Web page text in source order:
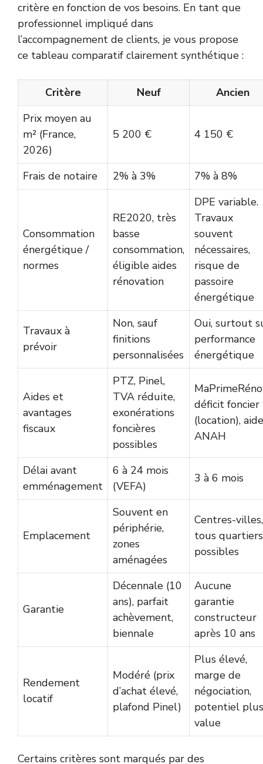
critère en fonction de vos besoins. En tant que
professionnel impliqué dans
l’accompagnement de clients, je vous propose
ce tableau comparatif clairement synthétique :
Critère Neuf
Ancien
Prix moyen au
m² (France,
2026)
5 200 € 4 150 €
Frais de notaire 2% à 3% 7% à 8%
Consommation
énergétique /
normes
RE2020, très
basse
consommation,
éligible aides
rénovation
DPE variable.
Travaux
souvent
nécessaires,
risque de
passoire
énergétique
Travaux à
prévoir
Non, sauf
finitions
personnalisées
Oui, surtout
performance
énergétique
Aides et
avantages
fiscaux
PTZ, Pinel,
TVA réduite,
exonérations
foncières
possibles
déficit foncier
(location),
ANAH
Délai avant
emménagement
6 à 24 mois
(VEFA)
3 à 6 mois
Emplacement
Souvent en
périphérie,
zones
aménagées
Centres-villes,
tous quartiers
possibles
Garantie
Décennale (10
ans), parfait
achèvement,
biennale
Aucune
garantie
constructeur
après 10 ans
Rendement
locatif
Modéré (prix
d’achat élevé,
plafond Pinel)
Plus élevé,
marge de
négociation,
potentiel
value
Certains critères sont marqués par des